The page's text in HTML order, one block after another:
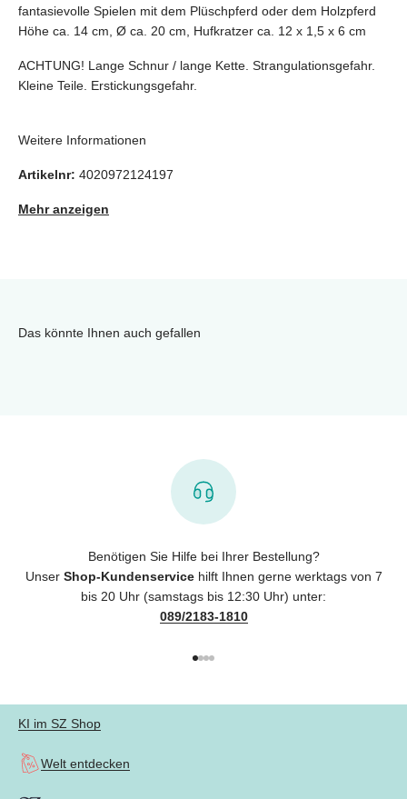
fantasievolle Spielen mit dem Plüschpferd oder dem Holzpferd
Höhe ca. 14 cm, Ø ca. 20 cm, Hufkratzer ca. 12 x 1,5 x 6 cm
ACHTUNG! Lange Schnur / lange Kette. Strangulationsgefahr.
Kleine Teile. Erstickungsgefahr.
Weitere Informationen
Artikelnr: 4020972124197
Mehr anzeigen
Das könnte Ihnen auch gefallen
Benötigen Sie Hilfe bei Ihrer Bestellung?
Unser Shop-Kundenservicehilft Ihnen gerne werktags von 7
bis 20 Uhr (samstags bis 12:30 Uhr) unter:
089/2183-1810
KI im SZ Shop
Welt entdecken